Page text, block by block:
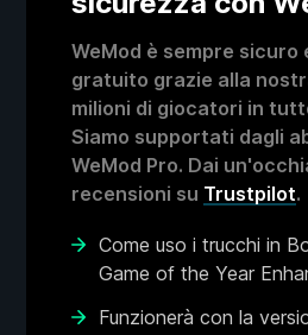
WeMod è sempre sicuro
gratuito grazie alla
milioni di giocatori in
Siamo supportati dagli
WeMod Pro. Dai
recensioni su Trustpilot.
Come uso i trucchi in
Game of the Year
Funzionerà con la